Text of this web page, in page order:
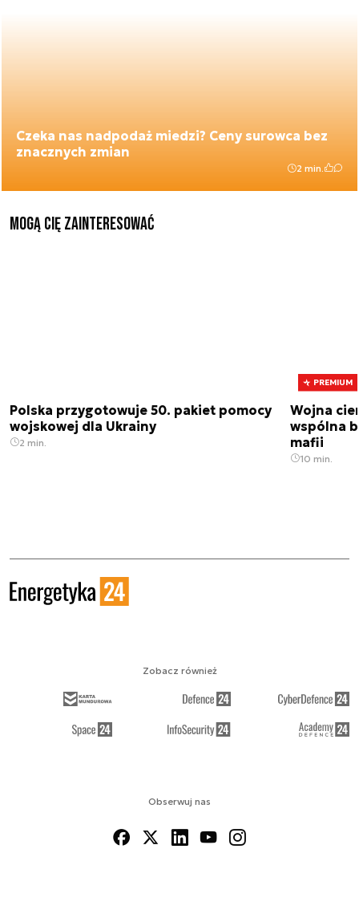
Czeka nas nadpodaż miedzi? Ceny surowca bez
znacznych zmian
2 min.
Mogą Cię zainteresować
Polska przygotowuje 50. pakiet pomocy
wojskowej dla Ukrainy
2 min.
PREMIUM
Wojna
wspólna
mafii
10 min.
Obserwuj nas
Zobacz również